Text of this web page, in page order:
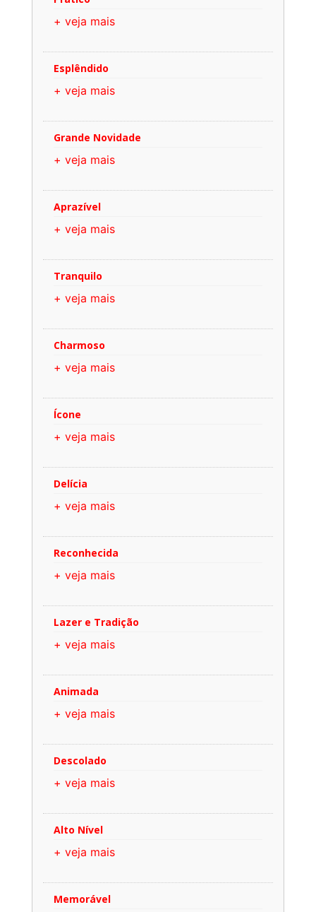
+ veja mais
Esplêndido
+ veja mais
Grande Novidade
+ veja mais
Aprazível
+ veja mais
Tranquilo
+ veja mais
Charmoso
+ veja mais
Ícone
+ veja mais
Delícia
+ veja mais
Reconhecida
+ veja mais
Lazer e Tradição
+ veja mais
Animada
+ veja mais
Descolado
+ veja mais
Alto Nível
+ veja mais
Memorável